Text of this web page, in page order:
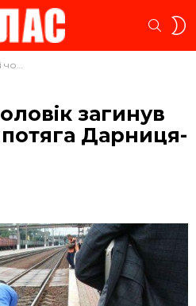
Львів
загинув
Дарниця-